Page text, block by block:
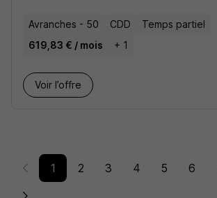
Avranches - 50 CDD
Temps partiel
619,83 € / mois
+ 1
Voir l’offre
1 2 3 4 5 6